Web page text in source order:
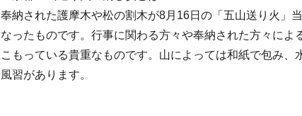
奉納された護摩木や松の割木が8月16日の「五山送り火」
なったものです。行事に関わる方々や奉納された方々によ
こもっている貴重なものです。山によっては和紙で包み、
風習があります。